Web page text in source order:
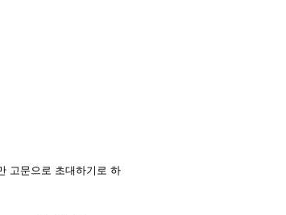
고문으로 초대하기로 하